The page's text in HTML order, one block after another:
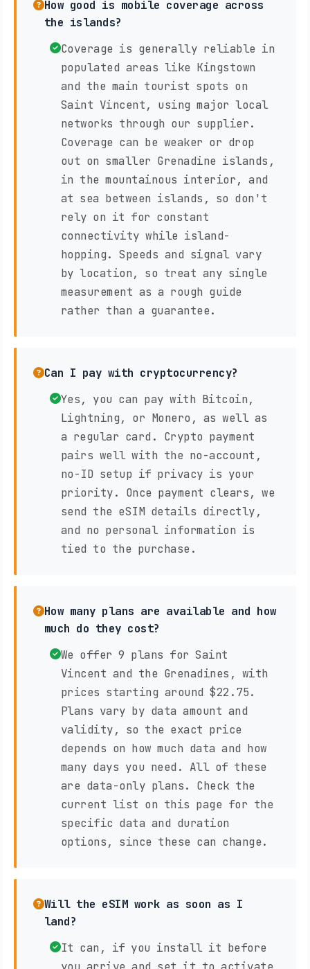
How good is mobile coverage across
the islands?
Coverage is generally reliable in
populated areas like Kingstown
and the main tourist spots on
Saint Vincent, using major local
networks through our supplier.
Coverage can be weaker or drop
out on smaller Grenadine islands,
in the mountainous interior, and
at sea between islands, so don't
rely on it for constant
connectivity while island-
hopping. Speeds and signal vary
by location, so treat any single
measurement as a rough guide
rather than a guarantee.
Can I pay with cryptocurrency?
Yes, you can pay with Bitcoin,
Lightning, or Monero, as well as
a regular card. Crypto payment
pairs well with the no-account,
no-ID setup if privacy is your
priority. Once payment clears, we
send the eSIM details directly,
and no personal information is
tied to the purchase.
How many plans are available and how
much do they cost?
We offer 9 plans for Saint
Vincent and the Grenadines, with
prices starting around $22.75.
Plans vary by data amount and
validity, so the exact price
depends on how much data and how
many days you need. All of these
are data-only plans. Check the
current list on this page for the
specific data and duration
options, since these can change.
Will the eSIM work as soon as I
land?
It can, if you install it before